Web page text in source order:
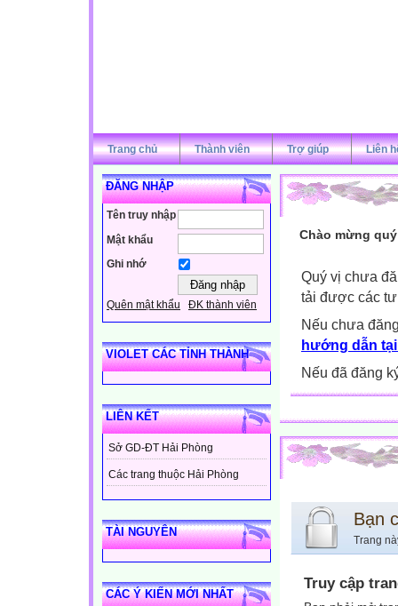
Trang chủ Thành viên Trợ giúp Liên
ĐĂNG NHẬP
Tên truy nhập
Mật khẩu
Ghi nhớ
Quên mật khẩu ĐK thành viên
VIOLET CÁC TỈNH THÀNH
LIÊN KẾT
Sở GD-ĐT Hải Phòng
Các trang thuộc Hải Phòng
TÀI NGUYÊN
CÁC Ý KIẾN MỚI NHẤT
Chào mừng
Quý vị chưa
tải được các
Nếu chưa
hướng dẫn
Nếu đã đăng
Bạn
Trang
Truy cập